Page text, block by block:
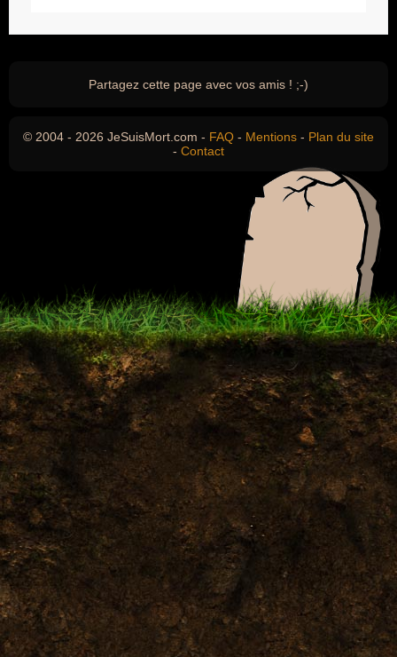
Partagez cette page avec vos amis ! ;-)
© 2004 - 2026 JeSuisMort.com - FAQ - Mentions - Plan du site
- Contact